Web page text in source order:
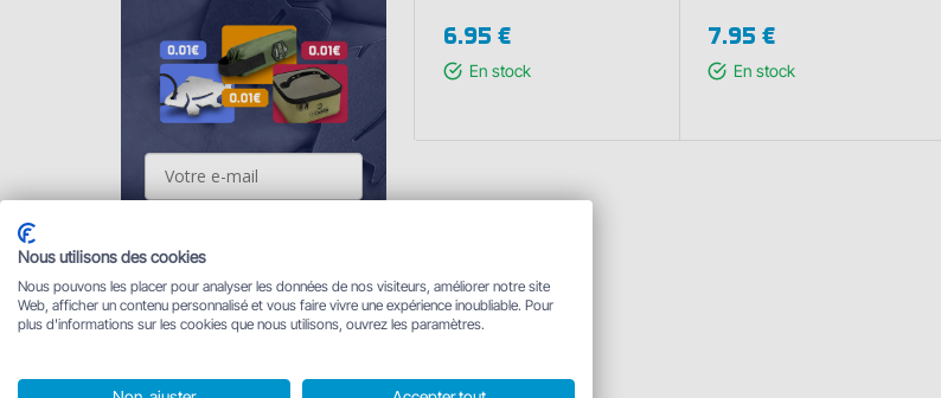
6.95 €
En stock
7.95 €
En stock
Nous utilisons des cookies
Nous pouvons les placer pour analyser les données de nos visiteurs, améliorer notre site
Web, afficher un contenu personnalisé et vous faire vivre une expérience inoubliable. Pour
plus d'informations sur les cookies que nous utilisons, ouvrez les paramètres.